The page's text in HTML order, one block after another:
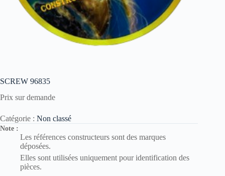
SCREW 96835
Prix sur demande
Catégorie : Non classé
Note :
Les références constructeurs sont des marques
déposées.
Elles sont utilisées uniquement pour identification des
pièces.